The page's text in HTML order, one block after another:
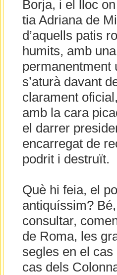
Borja, i el lloc
tia Adriana de
d’aquells patis
humits, amb
permanentment
s’aturà davant
clarament
amb la cara
el darrer
encarregat de
podrit i destruït.
Què hi feia, el
antiquíssim?
consultar,
de Roma, les
segles en el
cas dels